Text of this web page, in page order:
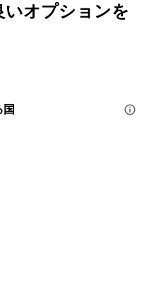
いオプションを